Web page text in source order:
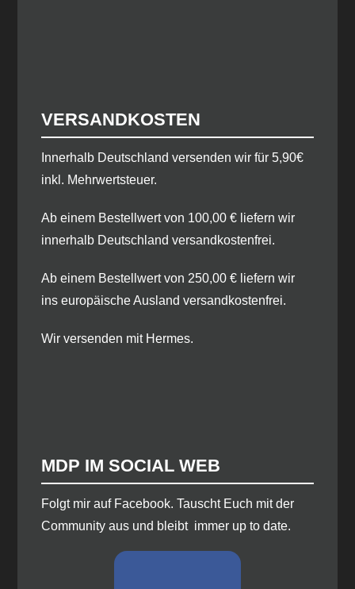
VERSANDKOSTEN
​Innerhalb Deutschland versenden wir für 5,90€
inkl. Mehrwertsteuer.
Ab einem Bestellwert von 100,00 € liefern wir
innerhalb Deutschland versandkostenfrei.
Ab einem Bestellwert von 250,00 € liefern wir
ins europäische Ausland versandkostenfrei.
Wir versenden mit Hermes.
MDP IM SOCIAL WEB
​Folgt mir auf Facebook. Tauscht Euch mit der
Community aus und bleibt immer up to date.